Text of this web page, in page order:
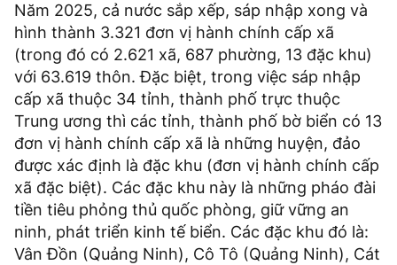
Năm 2025, cả nước sắp xếp, sáp nhập xong và
hình thành 3.321 đơn vị hành chính cấp xã
(trong đó có 2.621 xã, 687 phường, 13 đặc khu)
với 63.619 thôn. Đặc biệt, trong việc sáp nhập
cấp xã thuộc 34 tỉnh, thành phố trực thuộc
Trung ương thì các tỉnh, thành phố bờ biển có 13
đơn vị hành chính cấp xã là những huyện, đảo
được xác định là đặc khu (đơn vị hành chính cấp
xã đặc biệt). Các đặc khu này là những pháo đài
tiền tiêu phỏng thủ quốc phòng, giữ vững an
ninh, phát triển kinh tế biển. Các đặc khu đó là:
Vân Đồn (Quảng Ninh), Cô Tô (Quảng Ninh), Cát